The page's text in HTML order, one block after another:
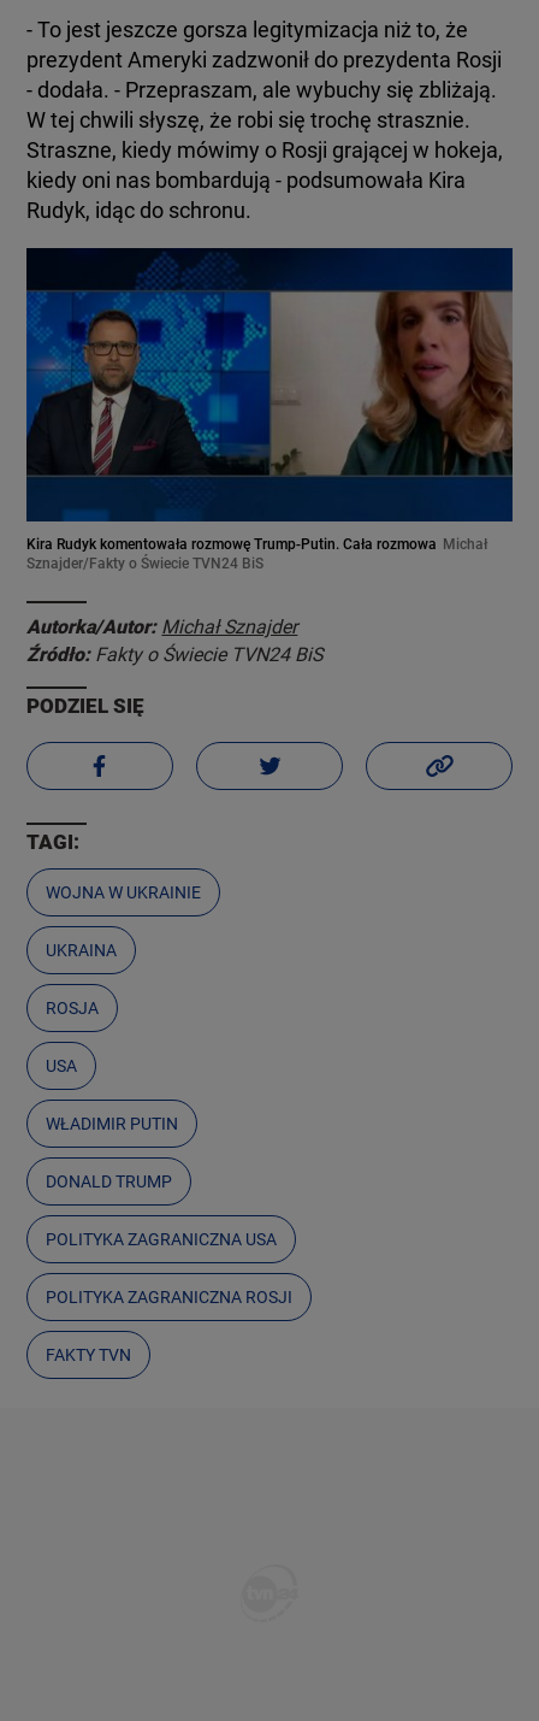
- To jest jeszcze gorsza legitymizacja niż to, że
prezydent Ameryki zadzwonił do prezydenta Rosji
- dodała. - Przepraszam, ale wybuchy się zbliżają.
W tej chwili słyszę, że robi się trochę strasznie.
Straszne, kiedy mówimy o Rosji grającej w hokeja,
kiedy oni nas bombardują - podsumowała Kira
Rudyk, idąc do schronu.
Kira Rudyk komentowała rozmowę Trump-Putin. Cała rozmowa Michał
Sznajder/Fakty o Świecie TVN24 BiS
Autorka/Autor: Michał Sznajder
Źródło: Fakty o Świecie TVN24 BiS
PODZIEL SIĘ
TAGI:
WOJNA W UKRAINIE
UKRAINA
ROSJA
USA
WŁADIMIR PUTIN
DONALD TRUMP
POLITYKA ZAGRANICZNA USA
POLITYKA ZAGRANICZNA ROSJI
FAKTY TVN